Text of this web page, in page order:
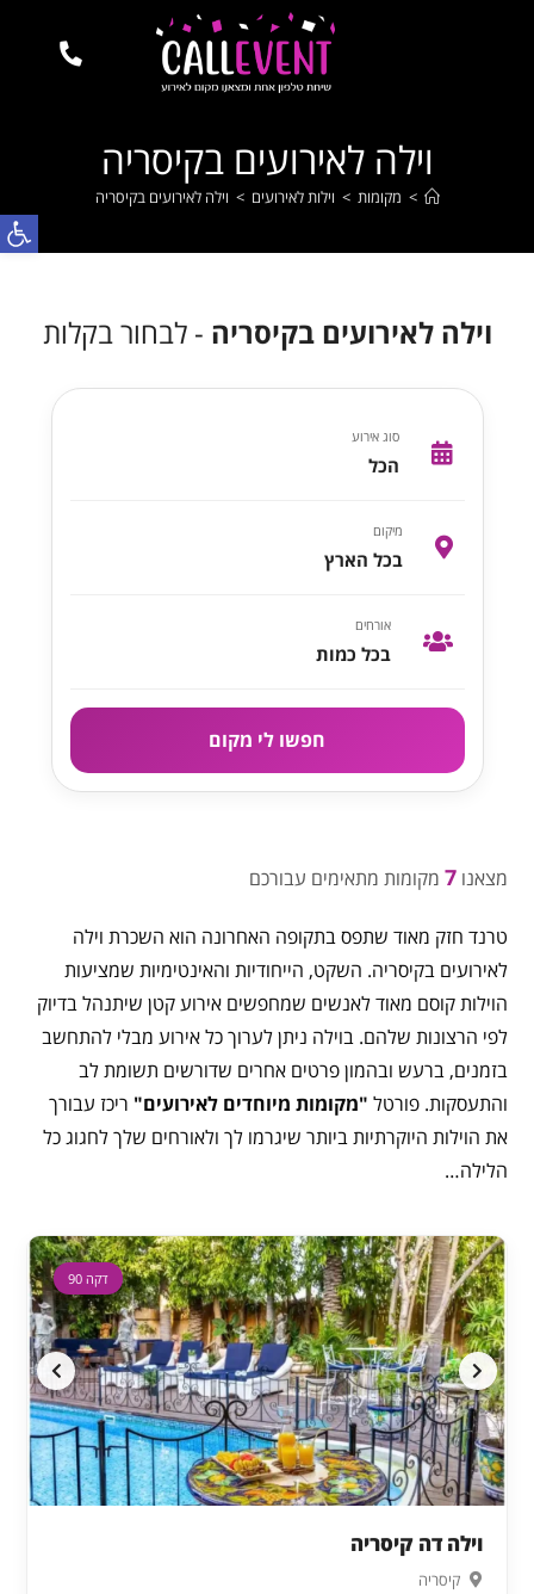
וילה לאירועים בקיסריה
> מקומות > וילות לאירועים > וילה לאירועים בקיסריה
וילה לאירועים בקיסריה - לבחור בקלות
סוג אירוע
הכל
מיקום
בכל הארץ
אורחים
בכל כמות
חפשו לי מקום
מצאנו7 מקומות מתאימים עבורכם
טרנד חזק מאוד שתפס בתקופה האחרונה הוא השכרת וילה
לאירועים בקיסריה. השקט, הייחודיות והאינטימיות שמציעות
הוילות קוסם מאוד לאנשים שמחפשים אירוע קטן שיתנהל בדיוק
לפי הרצונות שלהם. בוילה ניתן לערוך כל אירוע מבלי להתחשב
בזמנים, ברעש ובהמון פרטים אחרים שדורשים תשומת לב
והתעסקות. פורטל "מקומות מיוחדים לאירועים" ריכז עבורך
את הוילות היוקרתיות ביותר שיגרמו לך ולאורחים שלך לחגוג כל
הלילה…
דקה 90
וילה דה קיסריה
קיסריה